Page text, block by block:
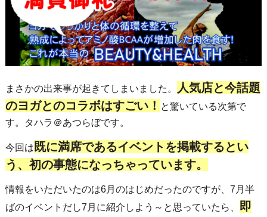
まさかの出来事が起きてしまいました。
人気店と今話題
のヨガとのコラボはすごい！ と驚いている次第で
す。タハラ＠あつらぼです。
今回は既に満席であるイベントを掲載するとい
う、初の事態になっちゃっています。
情報をいただいたのは6月のはじめだったのですが、7月半
ばのイベントだし7月に紹介しよう～と思っていたら、 即